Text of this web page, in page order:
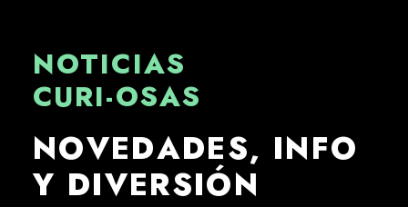
NOTICIAS
CURI-OSAS
NOVEDADES, INFO
Y DIVERSIÓN